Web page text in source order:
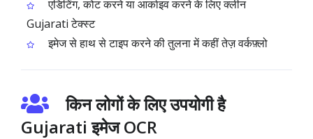
एडिटिंग, कोट करने या आर्काइव करने के लिए क्लीन
Gujarati टेक्स्ट
इमेज से हाथ से टाइप करने की तुलना में कहीं तेज़ वर्कफ़्लो
किन लोगों के लिए उपयोगी है
Gujarati इमेज OCR